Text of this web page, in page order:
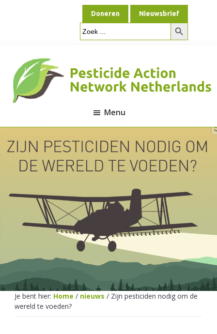
Doneren Nieuwsbrief
Zoek
naar:
Zoekknop
Pesticide
Action
Network
Netherlands
Menu
Je bent hier: Home / nieuws / Zijn pesticiden nodig om de
wereld te voeden?